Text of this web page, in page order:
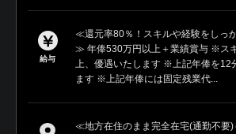
給与
≪還元率80％！スキルや経験をしっ
≫ 年俸530万円以上＋業績賞与 ※ス
上、優遇いたします ※上記年俸を12
ます ※上記年俸には固定残業代...
≪地方在住のまま完全在宅(通勤不要)